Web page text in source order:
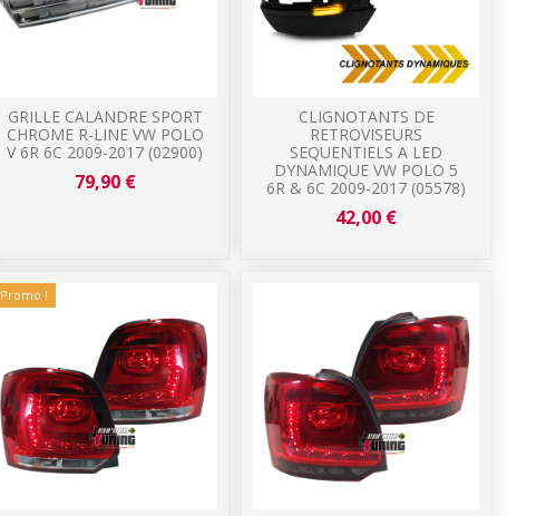
GRILLE CALANDRE SPORT
CHROME R-LINE VW POLO
V 6R 6C 2009-2017 (02900)
79,90 €
CLIGNOTANTS DE
RETROVISEURS
SEQUENTIELS A LED
DYNAMIQUE VW POLO 5
6R & 6C 2009-2017 (05578)
42,00 €
Promo !